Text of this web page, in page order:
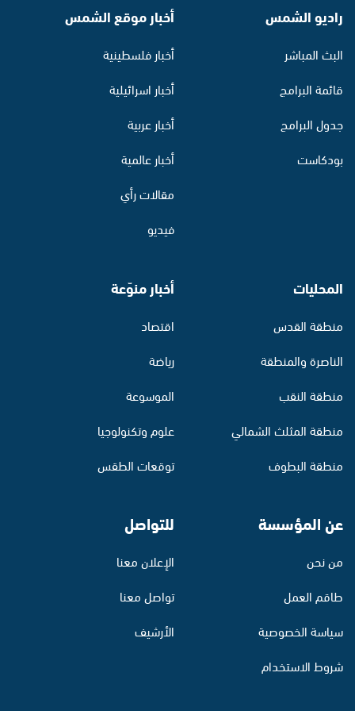
راديو الشمس
البث المباشر
قائمة البرامج
جدول البرامج
بودكاست
أخبار موقع الشمس
أخبار فلسطينية
أخبار اسرائيلية
أخبار عربية
أخبار عالمية
مقالات رأي
فيديو
المحليات
منطقة القدس
الناصرة والمنطقة
منطقة النقب
منطقة المثلث الشمالي
منطقة البطوف
أخبار منوّعة
اقتصاد
رياضة
الموسوعة
علوم وتكنولوجيا
توقعات الطقس
عن المؤسسة
من نحن
طاقم العمل
سياسة الخصوصية
شروط الاستخدام
للتواصل
الإعلان معنا
تواصل معنا
الأرشيف